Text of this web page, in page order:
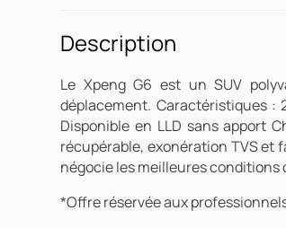
Description
Le Xpeng G6 est un SUV
déplacement. Caractéristiques :
Disponible en LLD sans apport
récupérable, exonération TVS et
négocie les meilleures conditions
*Offre réservée aux